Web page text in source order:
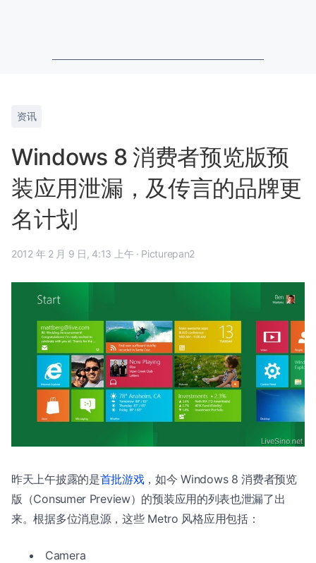
资讯
Windows 8 消费者预览版预
装应用泄漏，及传言的品牌更
名计划
2012 年 2 月 9 日, 4:13 上午 · Picturepan2
昨天上午披露的是首批游戏，如今 Windows 8 消费者预览
版（Consumer Preview）的预装应用的列表也泄漏了出
来。根据多位消息源，这些 Metro 风格应用包括：
Camera